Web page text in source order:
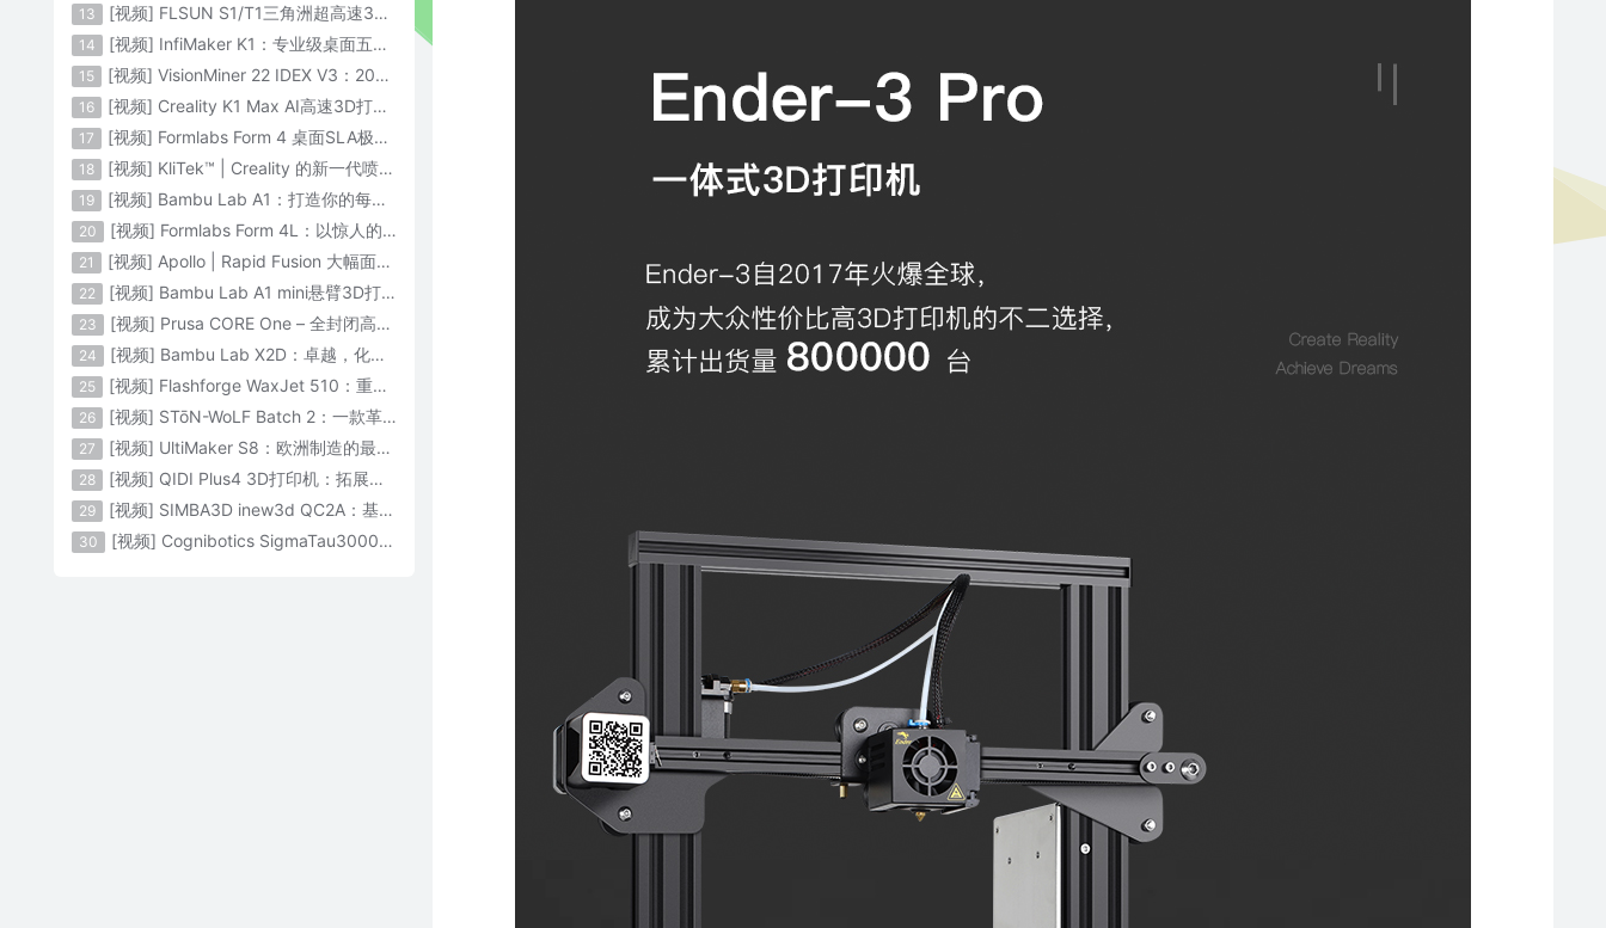
13 [视频] FLSUN S1/T1三角洲超高速3D打印机 打印速度1200mm/s
14 [视频] InfiMaker K1：专业级桌面五轴数控机床
15 [视频] VisionMiner 22 IDEX V3：2024年最佳工程材料3D打印机
16 [视频] Creality K1 Max AI高速3D打印机：600mm/s打印速度 史诗般的飞跃
17 [视频] Formlabs Form 4 桌面SLA极速3D打印机 工业级打印质量
18 [视频] KliTek™ | Creality 的新一代喷嘴更换系统
19 [视频] Bambu Lab A1：打造你的每一份热爱
20 [视频] Formlabs Form 4L：以惊人的速度获得工业级部件
21 [视频] Apollo | Rapid Fusion 大幅面颗粒3D打印系统
22 [视频] Bambu Lab A1 mini悬臂3D打印机：让多色打印成为标配
23 [视频] Prusa CORE One – 全封闭高速CoreXY 3D打印机配备主动腔体温度控制
24 [视频] Bambu Lab X2D：卓越，化繁为简！
25 [视频] Flashforge WaxJet 510：重新定义精度 专为K金珠宝铸造而生
26 [视频] STōN-WoLF Batch 2：一款革命性的“飞行龙门架”3D打印机
27 [视频] UltiMaker S8：欧洲制造的最快的桌面双材料专业3D打印机
28 [视频] QIDI Plus4 3D打印机：拓展您的想象力
29 [视频] SIMBA3D inew3d QC2A：基于AI建模的桌面全彩色3D打印机
30 [视频] Cognibotics SigmaTau3000 轻型机器人：智能制造的未来